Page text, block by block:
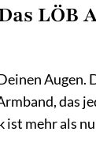
LÖB
Augen.
das
mehr als